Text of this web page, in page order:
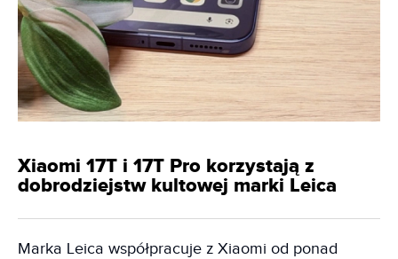
Xiaomi 17T i 17T Pro korzystają z
dobrodziejstw kultowej marki Leica
Marka Leica współpracuje z Xiaomi od ponad